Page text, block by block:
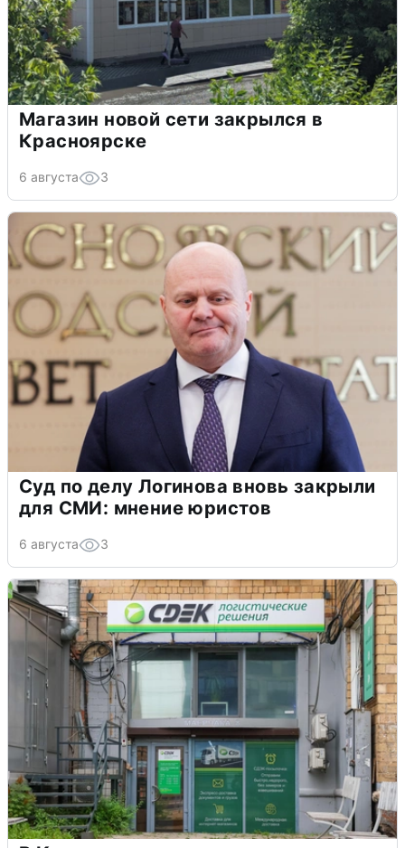
Магазин новой сети закрылся в
Красноярске
6 августа 3
Суд по делу Логинова вновь закрыли
для СМИ: мнение юристов
6 августа 3